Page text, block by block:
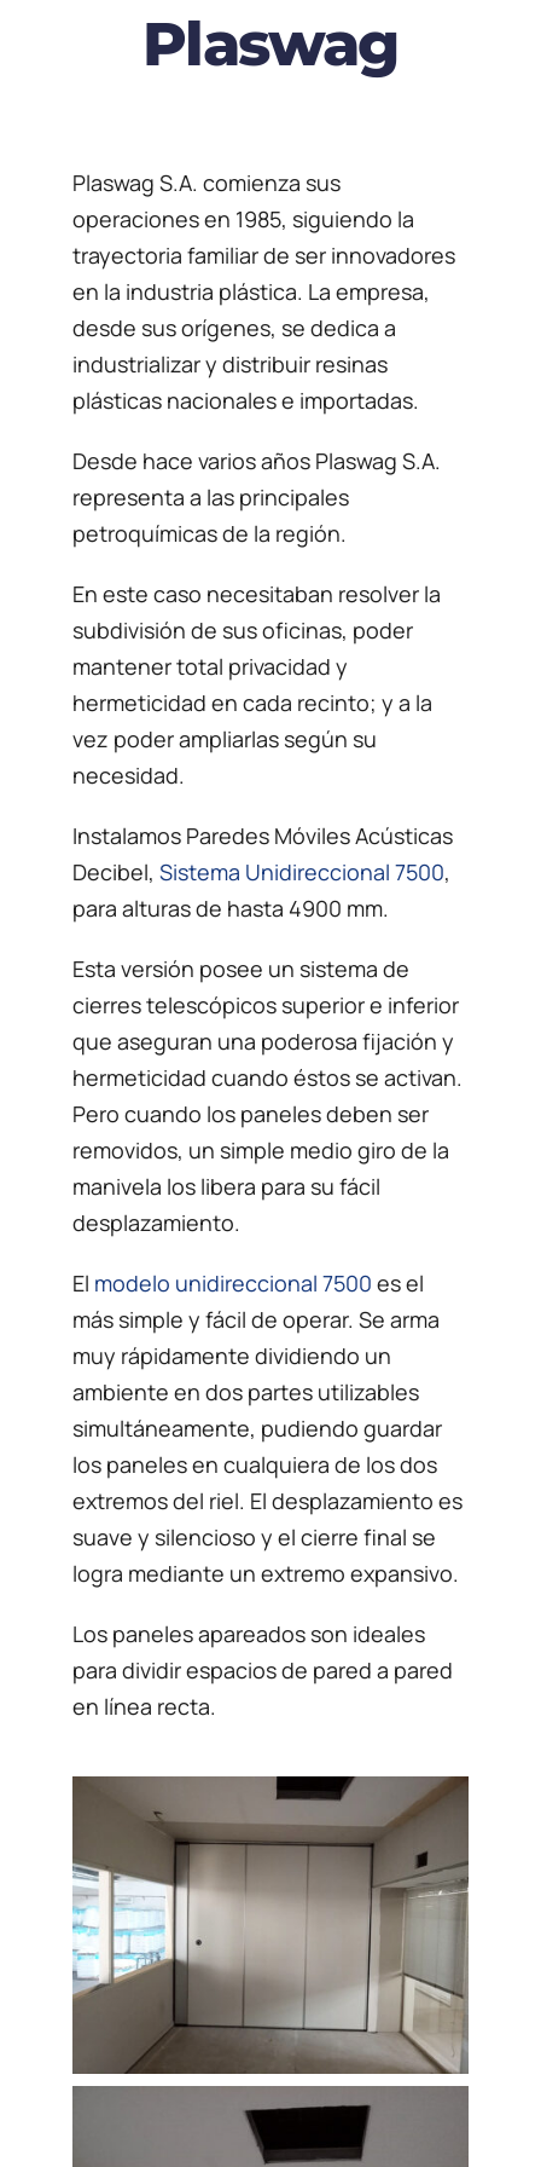
Plaswag
Plaswag S.A. comienza sus
operaciones en 1985, siguiendo la
trayectoria familiar de ser innovadores
en la industria plástica. La empresa,
desde sus orígenes, se dedica a
industrializar y distribuir resinas
plásticas nacionales e importadas.
Desde hace varios años Plaswag S.A.
representa a las principales
petroquímicas de la región.
En este caso necesitaban resolver la
subdivisión de sus oficinas, poder
mantener total privacidad y
hermeticidad en cada recinto; y a la
vez poder ampliarlas según su
necesidad.
Instalamos Paredes Móviles Acústicas
Decibel, Sistema Unidireccional 7500,
para alturas de hasta 4900 mm.
Esta versión posee un sistema de
cierres telescópicos superior e inferior
que aseguran una poderosa fijación y
hermeticidad cuando éstos se activan.
Pero cuando los paneles deben ser
removidos, un simple medio giro de la
manivela los libera para su fácil
desplazamiento.
El modelo unidireccional 7500 es el
más simple y fácil de operar. Se arma
muy rápidamente dividiendo un
ambiente en dos partes utilizables
simultáneamente, pudiendo guardar
los paneles en cualquiera de los dos
extremos del riel. El desplazamiento es
suave y silencioso y el cierre final se
logra mediante un extremo expansivo.
Los paneles apareados son ideales
para dividir espacios de pared a pared
en línea recta.